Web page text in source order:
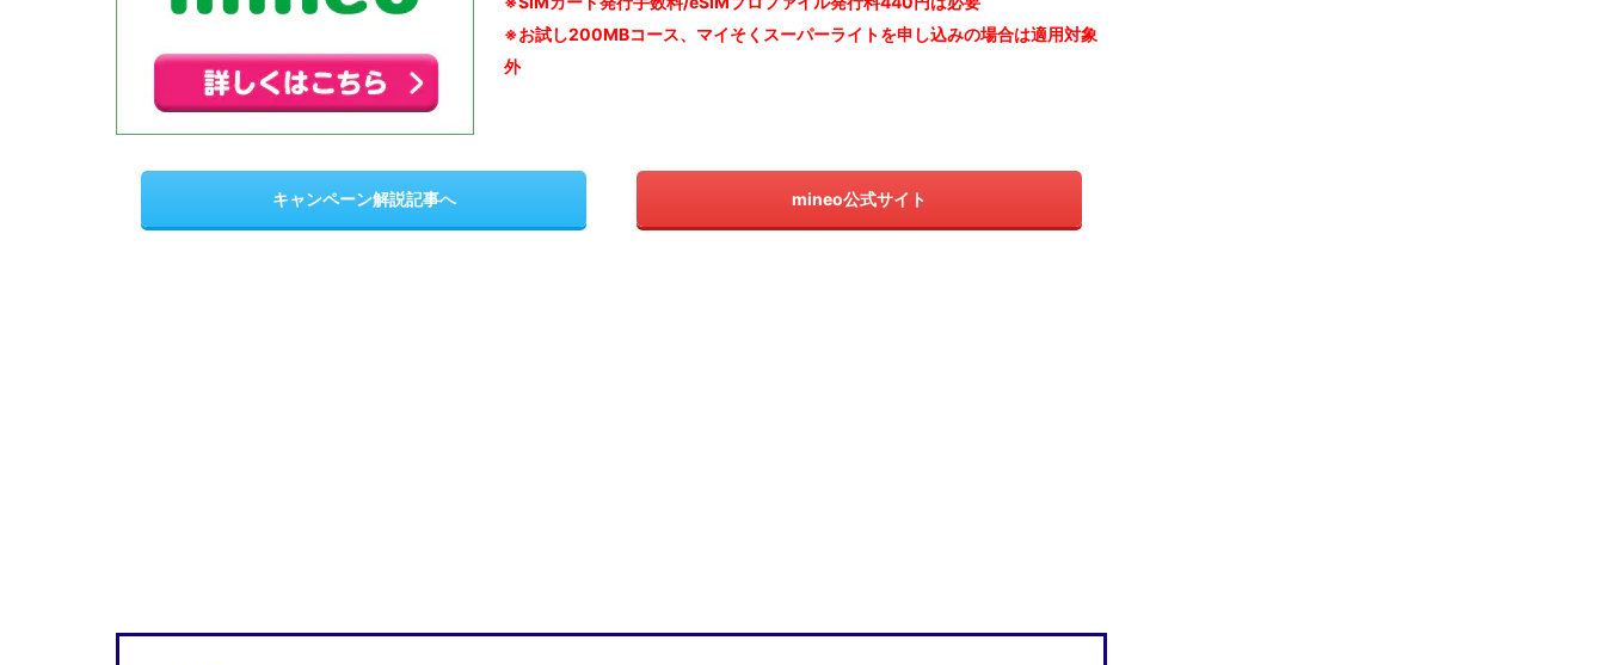
※お試し200MBコース、マイそくスーパーライトを申し込みの場合は適用対象
外
キャンペーン解説記事へ mineo公式サイト